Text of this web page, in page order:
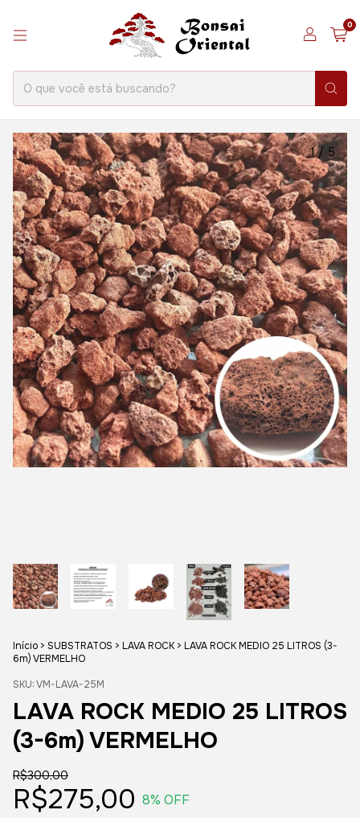
0
1/ 5
Início > SUBSTRATOS > LAVA ROCK > LAVA ROCK MEDIO 25 LITROS (3-
6m) VERMELHO
SKU:VM-LAVA-25M
LAVA ROCK MEDIO 25 LITROS
(3-6m) VERMELHO
R$300,00
R$275,00 8% OFF